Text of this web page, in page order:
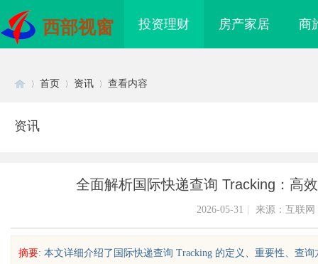
西部视窗 投资理财 房产家居 商
首页 资讯 查看内容
资讯
全面解析国际快递查询 Tracking：高
2026-05-31 来源：互联网
摘要: 本文详细介绍了国际快递查询 Tracking 的定义、重要性、查